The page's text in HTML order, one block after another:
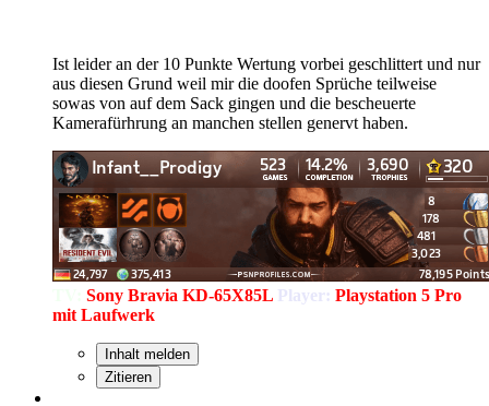
Ist leider an der 10 Punkte Wertung vorbei geschlittert und nur
aus diesen Grund weil mir die doofen Sprüche teilweise
sowas von auf dem Sack gingen und die bescheuerte
Kamerafürhrung an manchen stellen genervt haben.
Sony Bravia KD-65X85L Player: Playstation 5 Pro
mit Laufwerk
Inhalt melden
Zitieren